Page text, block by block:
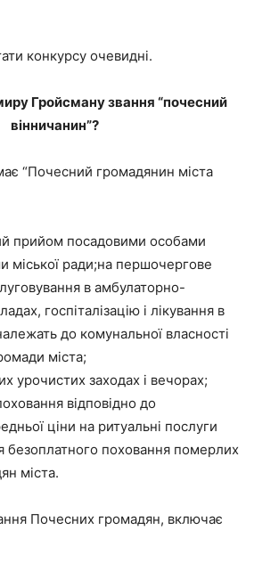
конкурсу очевидні.
Гройсману звання “почесний
вінничанин”?
“Почесний громадянин міста
прийом посадовими особами
міської ради;на першочергове
в амбулаторно-
госпіталізацію і лікування в
до комунальної власності
міста;
урочистих заходах і вечорах;
відповідно до
ціни на ритуальні послуги
безоплатного поховання померлих
міста.
Почесних громадян, включає